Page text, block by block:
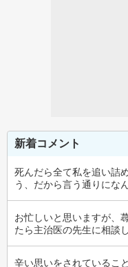
新着コメント
死んだら全て私を追い詰
う、だから言う通りにな
お忙しいと思いますが、
たら主治医の先生に相談
辛い思いをされているこ